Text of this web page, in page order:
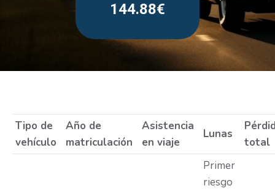
144.88
Estás aquí:
Tipo de
vehículo
Año de
matriculación
Asistencia
en viaje
Lunas
total
Primer
riesgo